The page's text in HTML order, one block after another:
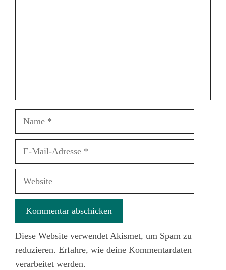
Name
Website
Diese Website verwendet Akismet, um Spam zu
reduzieren. Erfahre, wie deine Kommentardaten
verarbeitet werden.